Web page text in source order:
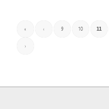
« ‹ 9 10 11
›